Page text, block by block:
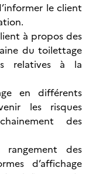
le client
à propos des
du toilettage
relatives à la
en différents
les risques
des
des
d’affichage